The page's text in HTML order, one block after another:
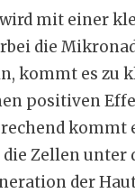
wird mit einer
die
kommt es zu
positiven
kommt
Zellen
der